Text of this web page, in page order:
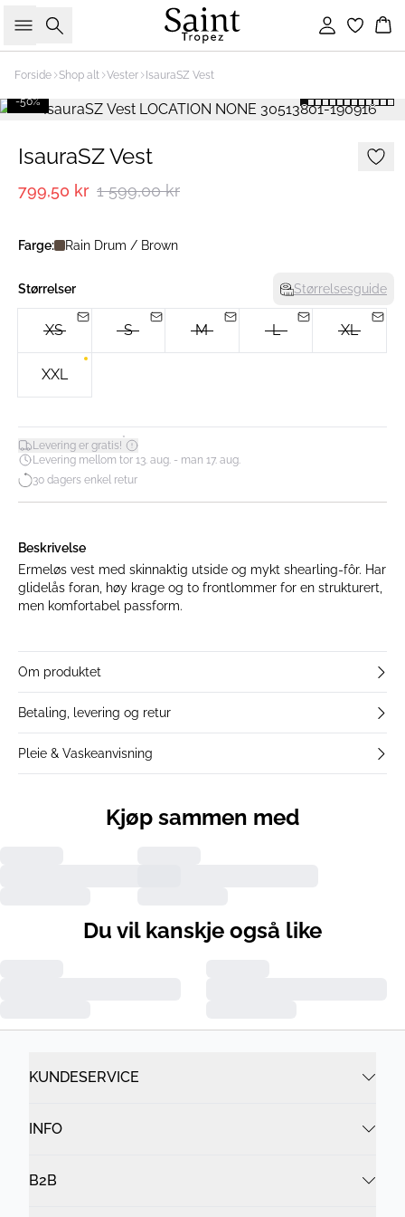
Søk Logg inn
Forside Shop alt Vester IsauraSZ Vest
-50%
IsauraSZ Vest
799,50 kr 1 599,00 kr
Farge: Rain Drum / Brown
Størrelser Størrelsesguide
XS S M L XL
XXL
Levering er gratis!*
Levering mellom tor 13. aug. - man 17. aug.
30 dagers enkel retur
Beskrivelse
Ermeløs vest med skinnaktig utside og mykt shearling-fôr. Har
glidelås foran, høy krage og to frontlommer for en strukturert,
men komfortabel passform.
Om produktet
Betaling, levering og retur
Pleie & Vaskeanvisning
Kjøp sammen med
Du vil kanskje også like
KUNDESERVICE
INFO
B2B